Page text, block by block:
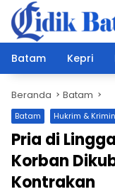
Langsung
konten
Batam
Kepri
Beranda Batam
Batam Hukrim &
Pria di
Korban
Kontrakan